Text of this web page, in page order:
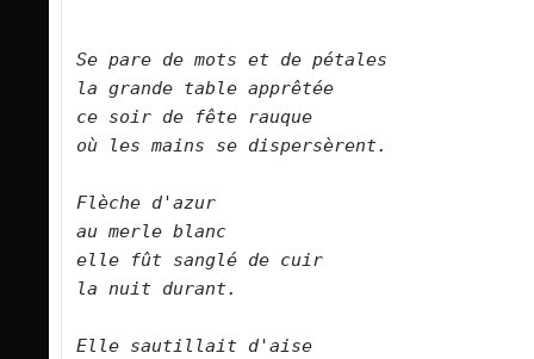
Se pare de mots et de pétales
la grande table apprêtée
ce soir de fête rauque
où les mains se dispersèrent.
Flèche d'azur
au merle blanc
elle fût sanglé de cuir
la nuit durant.
Elle sautillait d'aise